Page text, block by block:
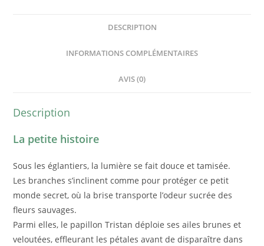
DESCRIPTION
INFORMATIONS COMPLÉMENTAIRES
AVIS (0)
Description
La petite histoire
Sous les églantiers, la lumière se fait douce et tamisée.
Les branches s’inclinent comme pour protéger ce petit
monde secret, où la brise transporte l’odeur sucrée des
fleurs sauvages.
Parmi elles, le papillon Tristan déploie ses ailes brunes et
veloutées, effleurant les pétales avant de disparaître dans